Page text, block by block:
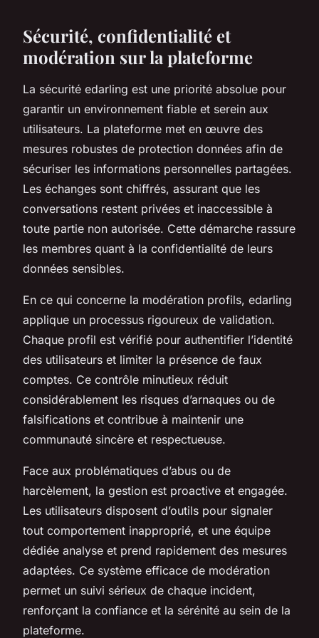
Sécurité, confidentialité et
modération sur la plateforme
La sécurité edarling est une priorité absolue pour
garantir un environnement fiable et serein aux
utilisateurs. La plateforme met en œuvre des
mesures robustes de protection données afin de
sécuriser les informations personnelles partagées.
Les échanges sont chiffrés, assurant que les
conversations restent privées et inaccessible à
toute partie non autorisée. Cette démarche rassure
les membres quant à la confidentialité de leurs
données sensibles.
En ce qui concerne la modération profils, edarling
applique un processus rigoureux de validation.
Chaque profil est vérifié pour authentifier l’identité
des utilisateurs et limiter la présence de faux
comptes. Ce contrôle minutieux réduit
considérablement les risques d’arnaques ou de
falsifications et contribue à maintenir une
communauté sincère et respectueuse.
Face aux problématiques d’abus ou de
harcèlement, la gestion est proactive et engagée.
Les utilisateurs disposent d’outils pour signaler
tout comportement inapproprié, et une équipe
dédiée analyse et prend rapidement des mesures
adaptées. Ce système efficace de modération
permet un suivi sérieux de chaque incident,
renforçant la confiance et la sérénité au sein de la
plateforme.